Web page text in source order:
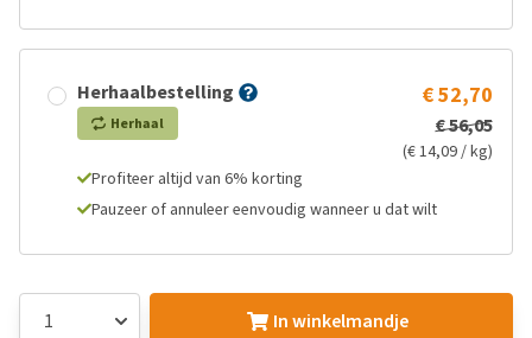
Herhaalbestelling
Herhaal
€ 52,70
€ 56,05
(€ 14,09 / kg)
Profiteer altijd van 6% korting
Pauzeer of annuleer eenvoudig wanneer u dat wilt
In winkelmandje